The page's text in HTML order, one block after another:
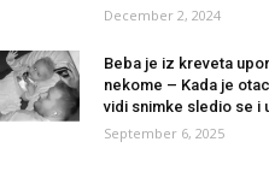
December 2, 2024
Beba je iz kreveta
nekome – Kada je
vidi snimke sledio se i
September 6, 2025